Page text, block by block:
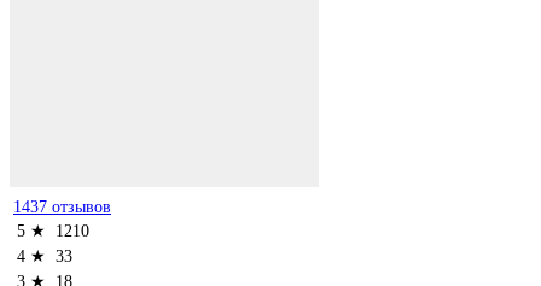
1437 отзывов
5 ★
1210
4 ★ 33
3 ★
18